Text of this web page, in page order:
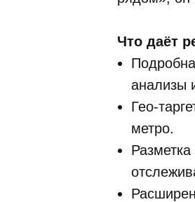
Что даёт
анализы
Гео-
метро.